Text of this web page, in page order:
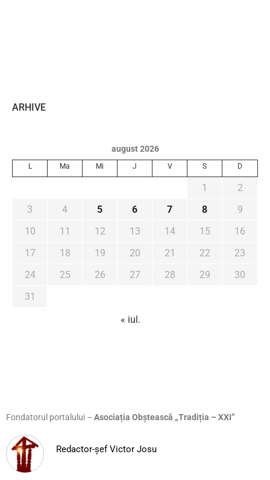
ARHIVE
august 2026
L Ma Mi J V S D
1
2
3
4 5 6 7 8
9
10
11 12 13 14 15
16
17
18 19 20 21 22
23
24
25 26 27 28 29
30
31
« iul.
Fondatorul portalului – Asociația Obștească „Tradiția – XXI”
Redactor-șef Victor Josu